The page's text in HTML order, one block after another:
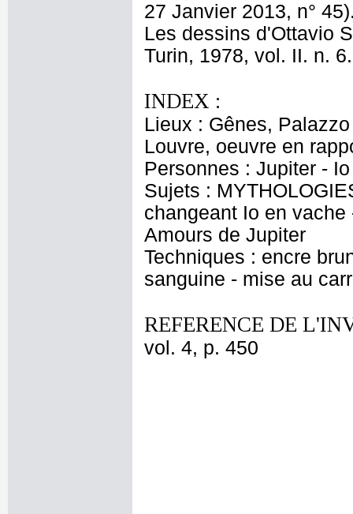
27 Janvier 2013, n°
Les dessins d'Ottavio
Turin, 1978, vol. II. n.
INDEX :
Lieux : Gênes,
Louvre, oeuvre en
Personnes : Jupiter -
Sujets :
changeant Io en
Amours de Jupiter
Techniques : encre
sanguine - mise au
REFERENCE DE
vol. 4, p. 450